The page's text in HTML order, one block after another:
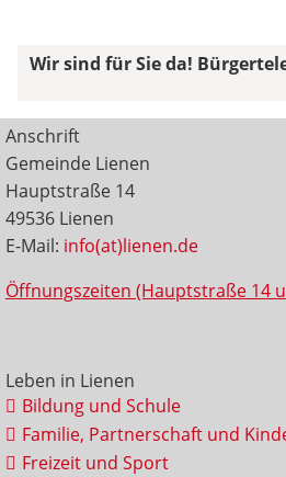
Wir sind für Sie da!
Anschrift
Gemeinde Lienen
Hauptstraße 14
49536 Lienen
E-Mail: info(at)lienen.de
Öffnungszeiten (Hauptstraße 14
Leben in Lienen
Bildung und Schule
Familie, Partnerschaft und
Freizeit und Sport